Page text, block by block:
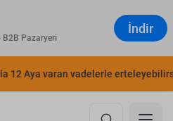
B2B Pazaryeri
İndir
Aya varan vadelerle